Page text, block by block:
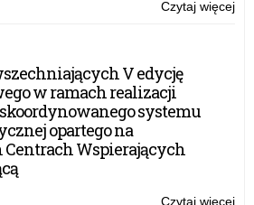
Czytaj więcej
V edycję
w ramach realizacji
systemu
opartego na
Wspierających
Czytaj więcej